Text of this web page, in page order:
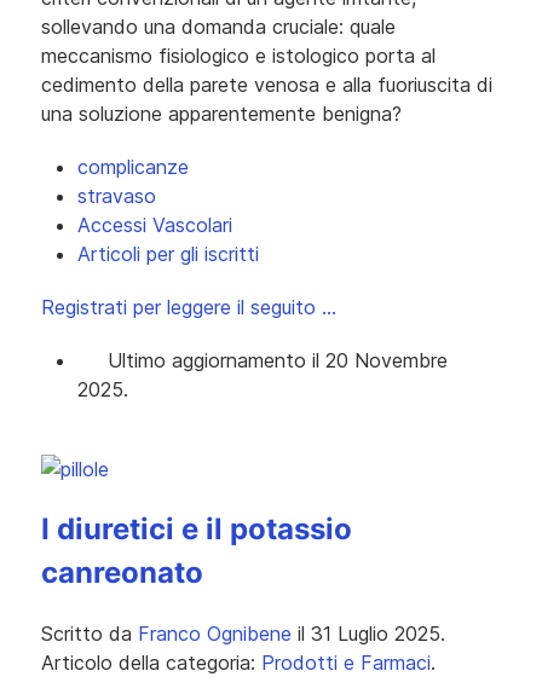
sollevando una domanda cruciale: quale
meccanismo fisiologico e istologico porta al
cedimento della parete venosa e alla fuoriuscita di
una soluzione apparentemente benigna?
complicanze
stravaso
Accessi Vascolari
Articoli per gli iscritti
Registrati per leggere il seguito …
Ultimo aggiornamento il 20 Novembre
2025.
I diuretici e il potassio
canreonato
Scritto da Franco Ognibene il 31 Luglio 2025.
Articolo della categoria: Prodotti e Farmaci.